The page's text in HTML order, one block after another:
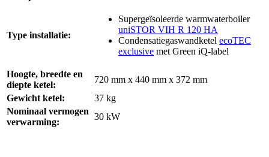
Type installatie:
Supergeïsoleerde warmwaterboiler
uniSTOR VIH R 120 HA
Condensatiegaswandketel ecoTEC
exclusive met Green iQ-label
Hoogte, breedte en
diepte ketel:
720 mm x 440 mm x 372 mm
Gewicht ketel:
37 kg
Nominaal vermogen
verwarming:
30 kW